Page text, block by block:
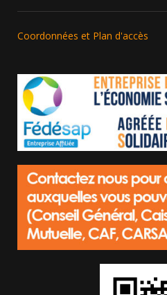
Coordonnées et Plan d'accès